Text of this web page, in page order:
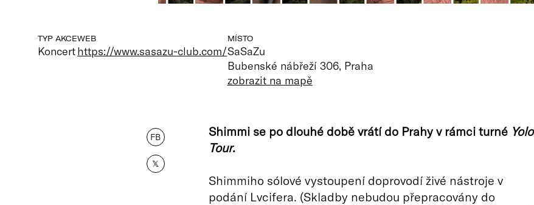
TYP AKCE
Koncert
WEB
https://www.sasazu-club.com/
MÍSTO
SaSaZu
Bubenské nábřeží 306, Praha
zobrazit na mapě
FB
𝕏
Shimmi se po dlouhé době vrátí do Prahy v rámci turné Yolo
Tour.
Shimmiho sólové vystoupení doprovodí živé nástroje v
podání Lvcifera. (Skladby nebudou přepracovány do